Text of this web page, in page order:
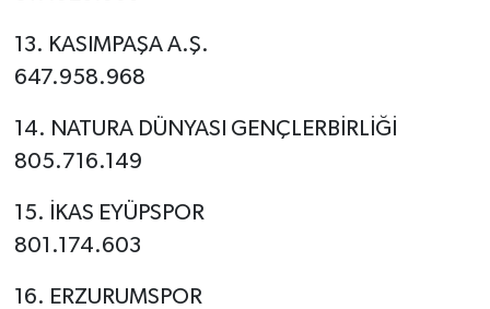
13. KASIMPAŞA A.Ş.
647.958.968
14. NATURA DÜNYASI GENÇLERBİRLİĞİ
805.716.149
15. İKAS EYÜPSPOR
801.174.603
16. ERZURUMSPOR